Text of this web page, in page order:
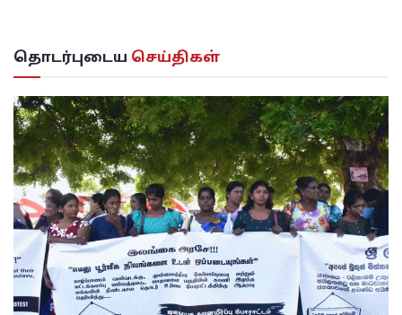
தொடர்புடைய செய்திகள்